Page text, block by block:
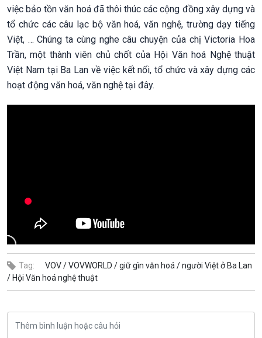
việc bảo tồn văn hoá đã thôi thúc các cộng đồng xây dựng và
tổ chức các câu lạc bộ văn hoá, văn nghệ, trường dạy tiếng
Việt, … Chúng ta cùng nghe câu chuyện của chị Victoria Hoa
Trần, một thành viên chủ chốt của Hội Văn hoá Nghệ thuật
Việt Nam tại Ba Lan về việc kết nối, tổ chức và xây dựng các
hoạt động văn hoá, văn nghệ tại đây.
Tag: VOV /VOVWORLD /giữ gìn văn hoá /người Việt ở Ba Lan
/ Hội Văn hoá nghệ thuật